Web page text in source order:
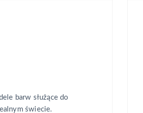
barw służące do
świecie.